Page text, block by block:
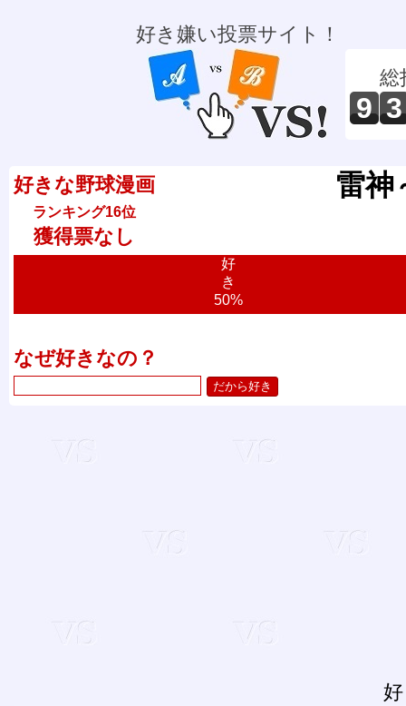
好き嫌い投票サイト！
総
9 3
好きな野球漫画
ランキング16位
獲得票なし
雷神
好
き
50%
なぜ好きなの？